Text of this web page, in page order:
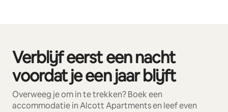
Verblijf eerst een nacht
voordat je een jaar blijft
Overweeg je om in te trekken? Boek een
accommodatie in Alcott Apartments en leef even
0 van 0 items weergegeven